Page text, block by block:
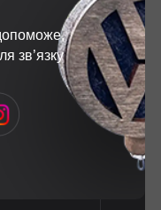
зв’язку